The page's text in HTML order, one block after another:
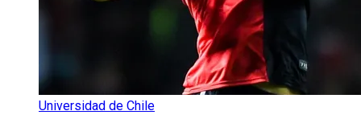
Universidad de Chile